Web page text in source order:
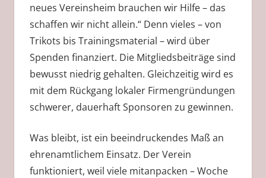
neues Vereinsheim brauchen wir Hilfe – das
schaffen wir nicht allein.“ Denn vieles – von
Trikots bis Trainingsmaterial – wird über
Spenden finanziert. Die Mitgliedsbeiträge sind
bewusst niedrig gehalten. Gleichzeitig wird es
mit dem Rückgang lokaler Firmengründungen
schwerer, dauerhaft Sponsoren zu gewinnen.
Was bleibt, ist ein beeindruckendes Maß an
ehrenamtlichem Einsatz. Der Verein
funktioniert, weil viele mitanpacken – Woche